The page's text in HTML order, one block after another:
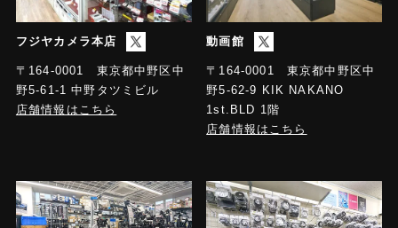
フジヤカメラ本店
〒164-0001 東京都中野区中
野5-61-1 中野タツミビル
店舗情報はこちら
動画館
〒164-0001 東京都中野区中
野5-62-9 KIK NAKANO
1st.BLD 1階
店舗情報はこちら